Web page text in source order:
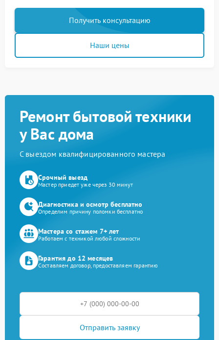
Получить консультацию
Наши цены
Ремонт бытовой техники
у Вас дома
С выездом квалифицированного мастера
Срочный выезд
Мастер приедет уже через 30 минут
Диагностика и осмотр бесплатно
Определим причину поломки бесплатно
Мастера со стажем 7+ лет
Работаем с техникой любой сложности
Гарантия до 12 месяцев
Составляем договор, предоставляем гарантию
Отправить заявку